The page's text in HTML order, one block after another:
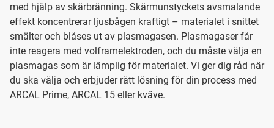
med hjälp av skärbränning. Skärmunstyckets avsmalande
effekt koncentrerar ljusbågen kraftigt – materialet i snittet
smälter och blåses ut av plasmagasen. Plasmagaser får
inte reagera med volframelektroden, och du måste välja en
plasmagas som är lämplig för materialet. Vi ger dig råd när
du ska välja och erbjuder rätt lösning för din process med
ARCAL Prime, ARCAL 15 eller kväve.